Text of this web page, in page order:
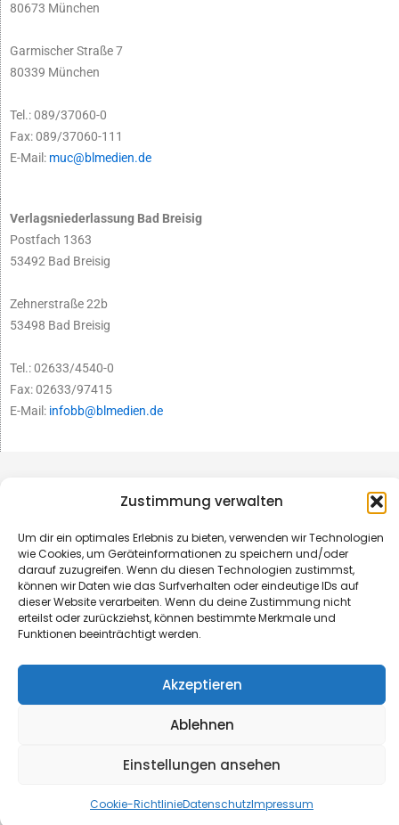
Zustimmung verwalten
Um dir ein optimales Erlebnis zu bieten, verwenden wir Technologien
wie Cookies, um Geräteinformationen zu speichern und/oder
darauf zuzugreifen. Wenn du diesen Technologien zustimmst,
können wir Daten wie das Surfverhalten oder eindeutige IDs auf
dieser Website verarbeiten. Wenn du deine Zustimmung nicht
erteilst oder zurückziehst, können bestimmte Merkmale und
Funktionen beeinträchtigt werden.
Akzeptieren
Ablehnen
Einstellungen ansehen
Cookie-RichtlinieDatenschutzImpressum
80673 München
Garmischer Straße 7
80339 München
Tel.: 089/37060-0
Fax: 089/37060-111
E-Mail: muc@blmedien.de
Verlagsniederlassung Bad Breisig
Postfach 1363
53492 Bad Breisig
Zehnerstraße 22b
53498 Bad Breisig
Tel.: 02633/4540-0
Fax: 02633/97415
E-Mail: infobb@blmedien.de